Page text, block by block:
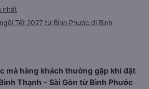
nhất
Tết 2027 từ Bình Phước đi Bình
mà hàng khách thường gặp khi đặt
Thạnh - Sài Gòn từ Bình Phước